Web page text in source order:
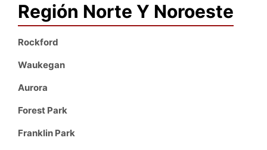
Región Norte Y Noroeste
Rockford
Waukegan
Aurora
Forest Park
Franklin Park